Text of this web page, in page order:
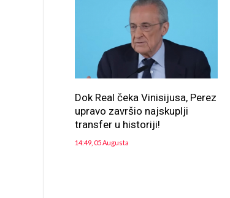
Dok Real čeka Vinisijusa, Perez
upravo završio najskuplji
transfer u historiji!
14:49, 05 Augusta